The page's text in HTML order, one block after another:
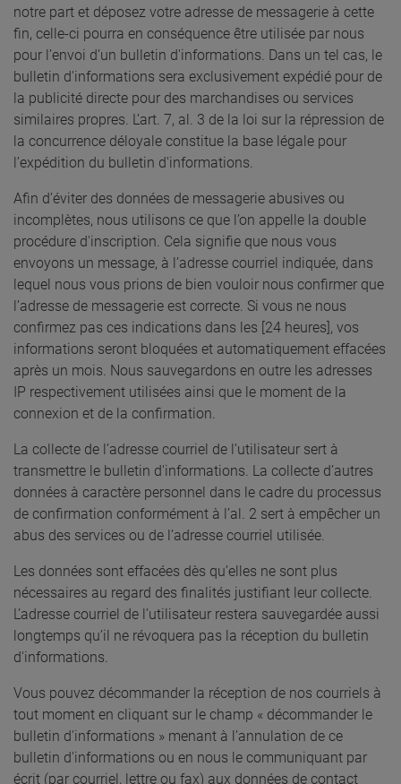
notre part et déposez votre adresse de messagerie à cette
fin, celle-ci pourra en conséquence être utilisée par nous
pour l’envoi d’un bulletin d'informations. Dans un tel cas, le
bulletin d'informations sera exclusivement expédié pour de
la publicité directe pour des marchandises ou services
similaires propres. L’art. 7, al. 3 de la loi sur la répression de
la concurrence déloyale constitue la base légale pour
l’expédition du bulletin d'informations.
Afin d’éviter des données de messagerie abusives ou
incomplètes, nous utilisons ce que l’on appelle la double
procédure d'inscription. Cela signifie que nous vous
envoyons un message, à l’adresse courriel indiquée, dans
lequel nous vous prions de bien vouloir nous confirmer que
l’adresse de messagerie est correcte. Si vous ne nous
confirmez pas ces indications dans les [24 heures], vos
informations seront bloquées et automatiquement effacées
après un mois. Nous sauvegardons en outre les adresses
IP respectivement utilisées ainsi que le moment de la
connexion et de la confirmation.
La collecte de l’adresse courriel de l’utilisateur sert à
transmettre le bulletin d'informations. La collecte d’autres
données à caractère personnel dans le cadre du processus
de confirmation conformément à l’al. 2 sert à empêcher un
abus des services ou de l’adresse courriel utilisée.
Les données sont effacées dès qu’elles ne sont plus
nécessaires au regard des finalités justifiant leur collecte.
L’adresse courriel de l’utilisateur restera sauvegardée aussi
longtemps qu’il ne révoquera pas la réception du bulletin
d'informations.
Vous pouvez décommander la réception de nos courriels à
tout moment en cliquant sur le champ « décommander le
bulletin d'informations » menant à l’annulation de ce
bulletin d'informations ou en nous le communiquant par
écrit (par courriel, lettre ou fax) aux données de contact